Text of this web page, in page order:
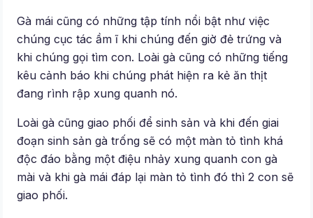
Gà mái cũng có những tập tính nổi bật như việc
chúng cục tác ầm ĩ khi chúng đến giờ đẻ trứng và
khi chúng gọi tìm con. Loài gà cũng có những tiếng
kêu cảnh báo khi chúng phát hiện ra kẻ ăn thịt
đang rình rập xung quanh nó.
Loài gà cũng giao phối để sinh sản và khi đến giai
đoạn sinh sản gà trống sẽ có một màn tỏ tình khá
độc đáo bằng một điệu nhảy xung quanh con gà
mài và khi gà mái đáp lại màn tỏ tình đó thì 2 con sẽ
giao phối.